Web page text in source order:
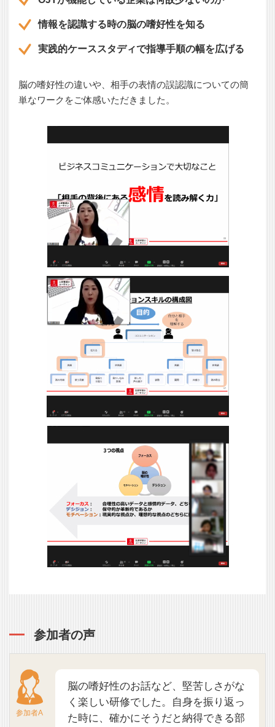
情報を認識する時の脳の嗜好性を知る
実践的ケーススタディで指導手順の幅を広げる
脳の嗜好性の違いや、相手の表情の誤認識についての簡
単なワークをご体感いただきました。
参加者の声
参加者A
脳の嗜好性のお話など、堅苦しさがな
く楽しい研修でした。自身を振り返っ
た時に、確かにそうだと納得できる部